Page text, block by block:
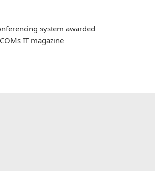
system awarded
IT magazine